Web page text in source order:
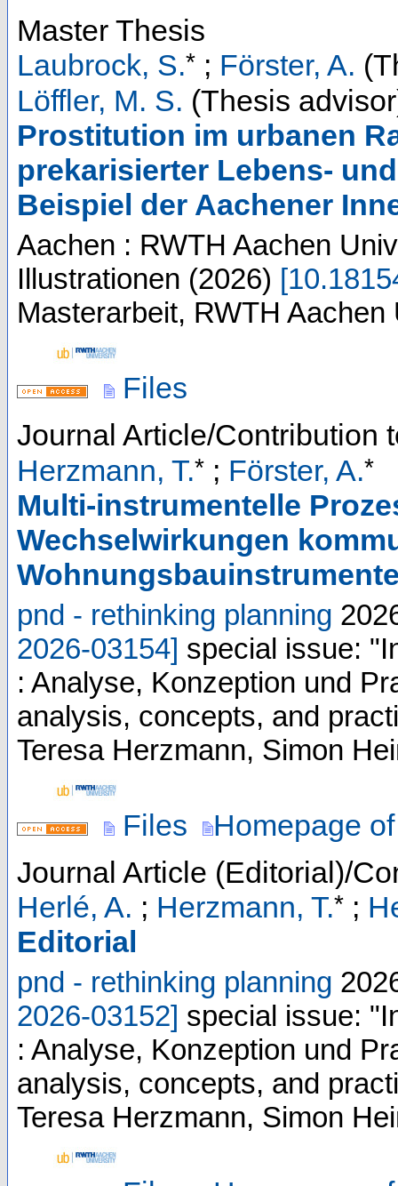
Master Thesis
Laubrock, S.* ; Förster, A.
Löffler, M. S. (Thesis
Prostitution im urbanen
prekarisierter Lebens-
Beispiel der Aachener
Aachen : RWTH Aachen
Illustrationen (2026) [
Masterarbeit, RWTH Aachen
Files
Journal Article/Contribution
Herzmann, T.* ; Förster, A.*
Multi-instrumentelle
Wechselwirkungen
pnd - rethinking planning
2026-03154] special issue:
: Analyse, Konzeption und
analysis, concepts, and
Teresa Herzmann, Simon
Files
Homepage
Journal Article (Editorial)/
Herlé, A. ; Herzmann, T.* ;
Editorial
pnd - rethinking planning
2026-03152] special issue:
: Analyse, Konzeption und
analysis, concepts, and
Teresa Herzmann, Simon